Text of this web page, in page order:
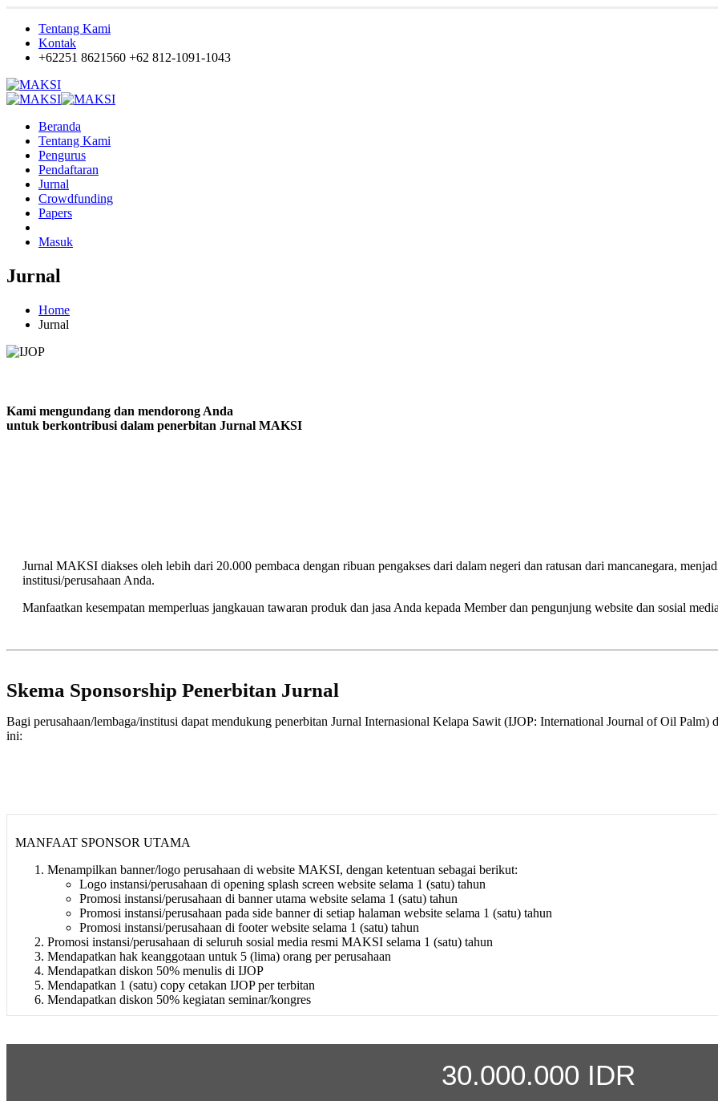
Tentang Kami
Kontak
+62251 8621560 +62 812-1091-1043
Beranda
Tentang Kami
Pengurus
Pendaftaran
Jurnal
Crowdfunding
Papers
Masuk
Jurnal
Home
Jurnal
Kami mengundang dan mendorong Anda
untuk berkontribusi dalam penerbitan Jurnal MAKSI
Jurnal MAKSI diakses oleh lebih dari 20.000 pembaca dengan ribuan pengakses dari dalam negeri dan ratusan dari mancanegara,
institusi/perusahaan Anda.
Manfaatkan kesempatan memperluas jangkauan tawaran produk dan jasa Anda kepada Member dan pengunjung website dan sosial
Skema Sponsorship Penerbitan Jurnal
Bagi perusahaan/lembaga/institusi dapat mendukung penerbitan Jurnal Internasional Kelapa Sawit (IJOP: International Journal of Oil
ini:
MANFAAT SPONSOR UTAMA
Menampilkan banner/logo perusahaan di website MAKSI, dengan ketentuan sebagai berikut:
Logo instansi/perusahaan di opening splash screen website selama 1 (satu) tahun
Promosi instansi/perusahaan di banner utama website selama 1 (satu) tahun
Promosi instansi/perusahaan pada side banner di setiap halaman website selama 1 (satu) tahun
Promosi instansi/perusahaan di footer website selama 1 (satu) tahun
Promosi instansi/perusahaan di seluruh sosial media resmi MAKSI selama 1 (satu) tahun
Mendapatkan hak keanggotaan untuk 5 (lima) orang per perusahaan
Mendapatkan diskon 50% menulis di IJOP
Mendapatkan 1 (satu) copy cetakan IJOP per terbitan
Mendapatkan diskon 50% kegiatan seminar/kongres
30.000.000 IDR